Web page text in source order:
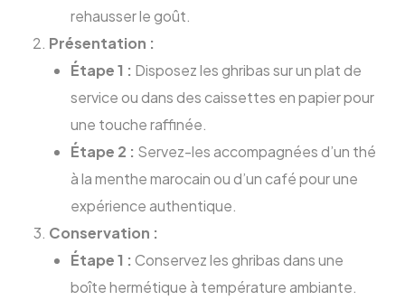
rehausser le goût.
Présentation :
Étape 1 : Disposez les ghribas sur un plat de
service ou dans des caissettes en papier pour
une touche raffinée.
Étape 2 : Servez-les accompagnées d’un thé
à la menthe marocain ou d’un café pour une
expérience authentique.
Conservation :
Étape 1 : Conservez les ghribas dans une
boîte hermétique à température ambiante.